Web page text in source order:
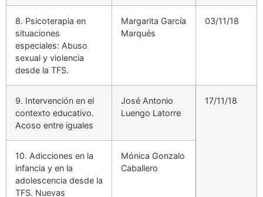
8. Psicoterapia en
situaciones
especiales: Abuso
sexual y violencia
desde la TFS.
Margarita García
Marqués
03/11/18
9. Intervención en el
contexto educativo.
Acoso entre iguales
José Antonio
Luengo Latorre
17/11/18
10. Adicciones en la
infancia y en la
adolescencia desde la
TFS. Nuevas
Mónica Gonzalo
Caballero